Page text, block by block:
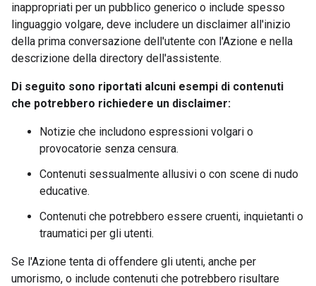
inappropriati per un pubblico generico o include spesso
linguaggio volgare, deve includere un disclaimer all'inizio
della prima conversazione dell'utente con l'Azione e nella
descrizione della directory dell'assistente.
Di seguito sono riportati alcuni esempi di contenuti
che potrebbero richiedere un disclaimer:
Notizie che includono espressioni volgari o
provocatorie senza censura.
Contenuti sessualmente allusivi o con scene di nudo
educative.
Contenuti che potrebbero essere cruenti, inquietanti o
traumatici per gli utenti.
Se l'Azione tenta di offendere gli utenti, anche per
umorismo, o include contenuti che potrebbero risultare